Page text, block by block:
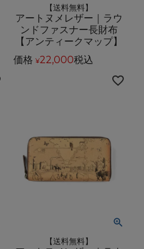
【送料無料】
アートヌメレザー｜ラウ
ンドファスナー長財布
【アンティークマップ】
価格 ¥22,000税込
【送料無料】